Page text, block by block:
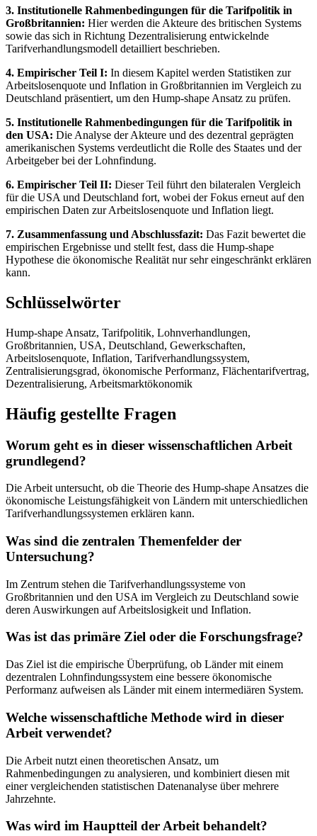
3. Institutionelle Rahmenbedingungen für die Tarifpolitik in
Großbritannien: Hier werden die Akteure des britischen Systems
sowie das sich in Richtung Dezentralisierung entwickelnde
Tarifverhandlungsmodell detailliert beschrieben.
4. Empirischer Teil I: In diesem Kapitel werden Statistiken zur
Arbeitslosenquote und Inflation in Großbritannien im Vergleich zu
Deutschland präsentiert, um den Hump-shape Ansatz zu prüfen.
5. Institutionelle Rahmenbedingungen für die Tarifpolitik in
den USA: Die Analyse der Akteure und des dezentral geprägten
amerikanischen Systems verdeutlicht die Rolle des Staates und der
Arbeitgeber bei der Lohnfindung.
6. Empirischer Teil II: Dieser Teil führt den bilateralen Vergleich
für die USA und Deutschland fort, wobei der Fokus erneut auf den
empirischen Daten zur Arbeitslosenquote und Inflation liegt.
7. Zusammenfassung und Abschlussfazit: Das Fazit bewertet die
empirischen Ergebnisse und stellt fest, dass die Hump-shape
Hypothese die ökonomische Realität nur sehr eingeschränkt erklären
kann.
Schlüsselwörter
Hump-shape Ansatz, Tarifpolitik, Lohnverhandlungen,
Großbritannien, USA, Deutschland, Gewerkschaften,
Arbeitslosenquote, Inflation, Tarifverhandlungssystem,
Zentralisierungsgrad, ökonomische Performanz, Flächentarifvertrag,
Dezentralisierung, Arbeitsmarktökonomik
Häufig gestellte Fragen
Worum geht es in dieser wissenschaftlichen Arbeit
grundlegend?
Die Arbeit untersucht, ob die Theorie des Hump-shape Ansatzes die
ökonomische Leistungsfähigkeit von Ländern mit unterschiedlichen
Tarifverhandlungssystemen erklären kann.
Was sind die zentralen Themenfelder der
Untersuchung?
Im Zentrum stehen die Tarifverhandlungssysteme von
Großbritannien und den USA im Vergleich zu Deutschland sowie
deren Auswirkungen auf Arbeitslosigkeit und Inflation.
Was ist das primäre Ziel oder die Forschungsfrage?
Das Ziel ist die empirische Überprüfung, ob Länder mit einem
dezentralen Lohnfindungssystem eine bessere ökonomische
Performanz aufweisen als Länder mit einem intermediären System.
Welche wissenschaftliche Methode wird in dieser
Arbeit verwendet?
Die Arbeit nutzt einen theoretischen Ansatz, um
Rahmenbedingungen zu analysieren, und kombiniert diesen mit
einer vergleichenden statistischen Datenanalyse über mehrere
Jahrzehnte.
Was wird im Hauptteil der Arbeit behandelt?